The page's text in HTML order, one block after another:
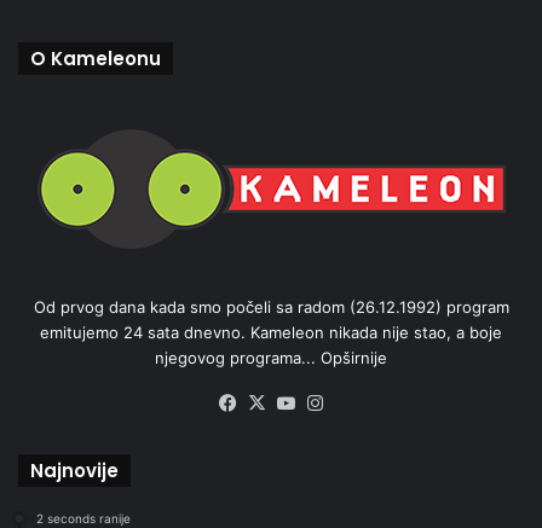
O Kameleonu
Od prvog dana kada smo počeli sa radom (26.12.1992) program
emitujemo 24 sata dnevno. Kameleon nikada nije stao, a boje
njegovog programa... Opširnije
Facebook
X YouTube
Najnovije
2 seconds ranije